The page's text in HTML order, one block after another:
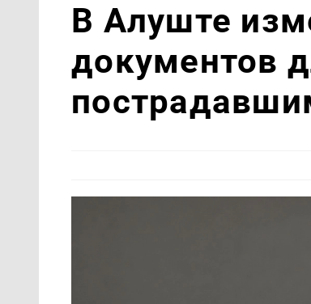
В Алуште
документов